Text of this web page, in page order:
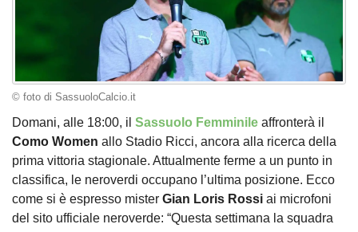
© foto di SassuoloCalcio.it
Domani, alle 18:00, il Sassuolo Femminile affronterà il
Como Women allo Stadio Ricci, ancora alla ricerca della
prima vittoria stagionale. Attualmente ferme a un punto in
classifica, le neroverdi occupano l’ultima posizione. Ecco
come si è espresso mister Gian Loris Rossi ai microfoni
del sito ufficiale neroverde: “Questa settimana la squadra